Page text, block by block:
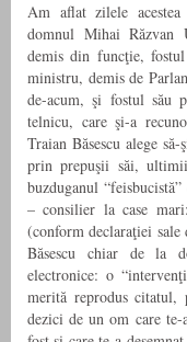
Am aflat zilele acestea
domnul Mihai Răzvan
demis din funcţie,
ministru, demis de
de-acum, şi fostul său
telnicu, care şi-a
Traian Băsescu alege
prin prepuşii săi,
buzduganul
– consilier la case
(conform declaraţiei
Băsescu chiar de la
electronice: o
merită reprodus citatul,
dezici de un om care